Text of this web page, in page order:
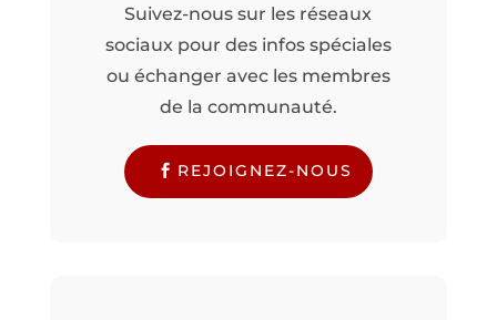
Suivez-nous sur les réseaux
sociaux pour des infos spéciales
ou échanger avec les membres
de la communauté.
REJOIGNEZ-NOUS